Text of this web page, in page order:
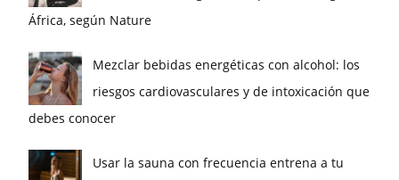
África, según Nature
Mezclar bebidas energéticas con alcohol: los
riesgos cardiovasculares y de intoxicación que
debes conocer
Usar la sauna con frecuencia entrena a tu